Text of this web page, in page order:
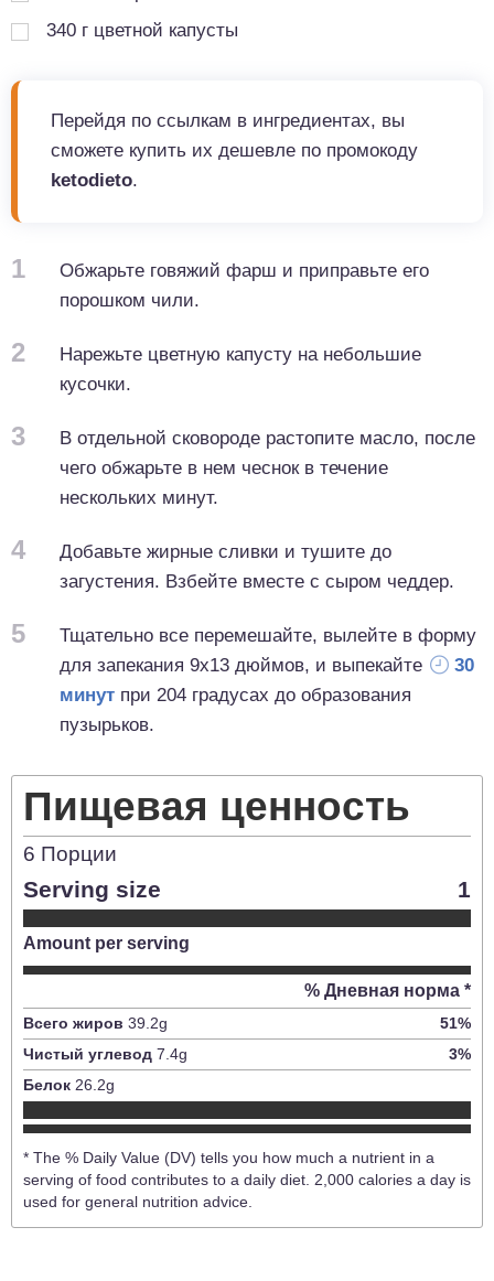
340 г цветной капусты
Перейдя по ссылкам в ингредиентах, вы
сможете купить их дешевле по промокоду
ketodieto.
1
Обжарьте говяжий фарш и приправьте его
порошком чили.
2
Нарежьте цветную капусту на небольшие
кусочки.
3
В отдельной сковороде растопите масло, после
чего обжарьте в нем чеснок в течение
нескольких минут.
4
Добавьте жирные сливки и тушите до
загустения. Взбейте вместе с сыром чеддер.
5
Тщательно все перемешайте, вылейте в форму
для запекания 9x13 дюймов, и выпекайте
30
минут при 204 градусах до образования
пузырьков.
Пищевая ценность
6 Порции
Serving size 1
Amount per serving
% Дневная норма *
Всего жиров 39.2g 51%
Чистый углевод 7.4g 3%
Белок 26.2g
* The % Daily Value (DV) tells you how much a nutrient in a
serving of food contributes to a daily diet. 2,000 calories a day is
used for general nutrition advice.